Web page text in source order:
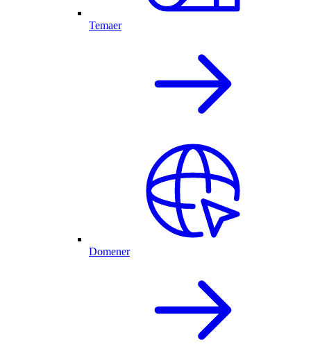
Temaer
Domener